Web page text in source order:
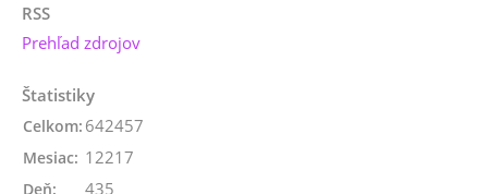
RSS
Prehľad zdrojov
Štatistiky
Celkom: 642457
Mesiac: 12217
Deň: 435